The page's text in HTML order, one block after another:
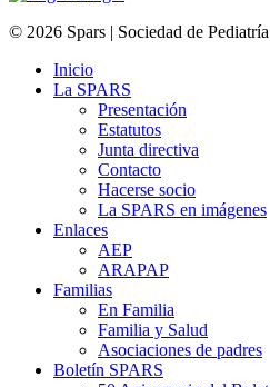
© 2026 Spars | Sociedad de
Inicio
La SPARS
Presentación
Estatutos
Junta directiva
Contacto
Hacerse socio
La SPARS en imágenes
Enlaces
AEP
ARAPAP
Familias
En Familia
Familia y Salud
Asociaciones de padres
Boletín SPARS